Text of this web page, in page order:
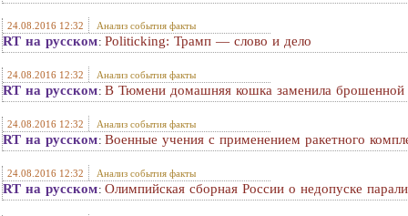
24.08.2016 12:32 Анализ события факты
RT на русском: Politicking: Трамп — слово и дело
24.08.2016 12:32 Анализ события факты
RT на русском: В Тюмени домашняя кошка заменила брошенной
24.08.2016 12:32 Анализ события факты
RT на русском: Военные учения с применением ракетного
24.08.2016 12:32 Анализ события факты
RT на русском: Олимпийская сборная России о недопуске